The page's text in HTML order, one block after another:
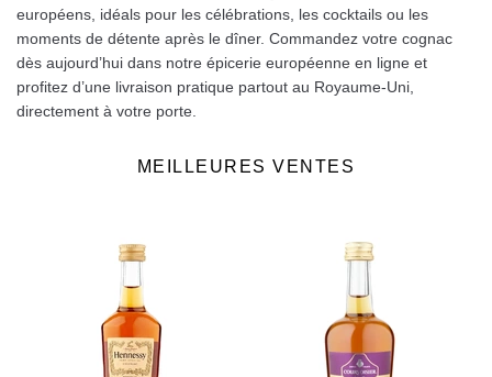
européens, idéals pour les célébrations, les cocktails ou les
moments de détente après le dîner. Commandez votre cognac
dès aujourd’hui dans notre épicerie européenne en ligne et
profitez d’une livraison pratique partout au Royaume‑Uni,
directement à votre porte.
MEILLEURES VENTES